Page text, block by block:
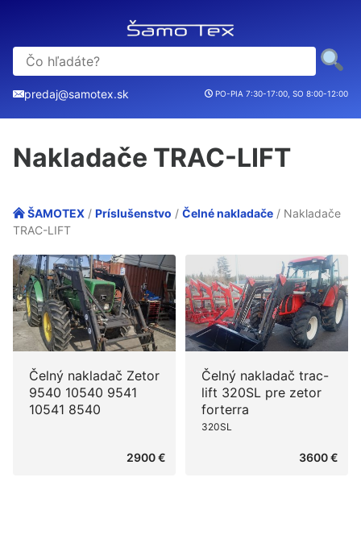
predaj@samotex.sk PO-PIA 7:30-17:00, SO 8:00-12:00
Nakladače TRAC-LIFT
ŠAMOTEX / Príslušenstvo / Čelné nakladače / Nakladače
TRAC-LIFT
Čelný nakladač Zetor
9540 10540 9541
10541 8540
2900 €
Čelný nakladač trac-
lift 320SL pre zetor
forterra
320SL
3600 €